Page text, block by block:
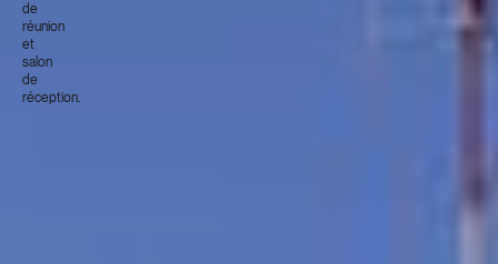
de
réunion
et
salon
de
réception.